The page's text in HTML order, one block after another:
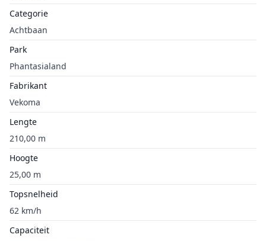
Categorie
Achtbaan
Park
Phantasialand
Fabrikant
Vekoma
Lengte
210,00 m
Hoogte
25,00 m
Topsnelheid
62 km/h
Capaciteit